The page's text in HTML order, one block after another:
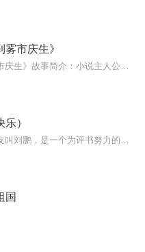
市庆生》
）
国